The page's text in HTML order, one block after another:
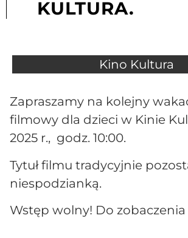
KULTURA.
Kino Kultura
Zapraszamy na kolejny
filmowy dla dzieci w Kinie
2025 r., godz. 10:00.
Tytuł filmu tradycyjnie
niespodzianką.
Wstęp wolny! Do zobaczenia